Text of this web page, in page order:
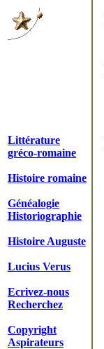
Littérature
gréco-romaine
Histoire romaine
Généalogie
Historiographie
Histoire Auguste
Lucius Verus
Ecrivez-nous
Recherchez
Copyright
Aspirateurs